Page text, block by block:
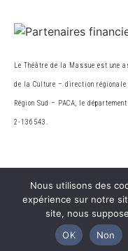
Le Théâtre de la Massue est une
de la Culture – direction
Région Sud – PACA, le
2-136543.
Mentions Légales
Nous utilisons des
expérience sur notre
site, nous
OK
Non